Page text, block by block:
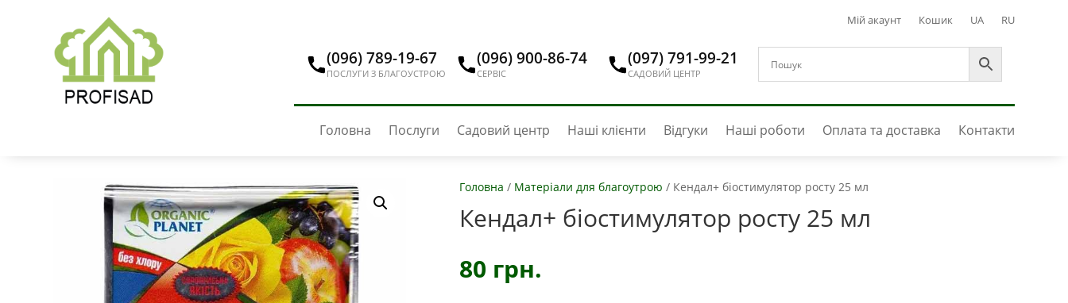
Мій акаунт Кошик UA RU
(096) 789-19-67
ПОСЛУГИ З БЛАГОУСТРОЮ
(096) 900-86-74
СЕРВІС
(097) 791-99-21
САДОВИЙ ЦЕНТР
Головна Послуги Садовий центр Наші клієнти Відгуки Наші роботи Оплата та доставка Контакти
Головна / Матеріали для благоутрою / Кендал+ біостимулятор росту 25 мл
Кендал+ біостимулятор росту 25 мл
80 грн.